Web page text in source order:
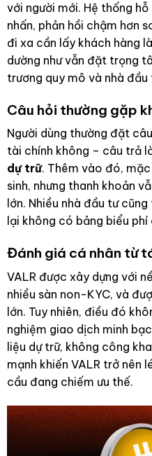
với người mới. Hệ thống
nhấn, phản hồi chậm hơn
đi xa cần lấy khách hàng
dường như vẫn đặt trọng
trương quy mô và nhà đầu
Câu hỏi thường gặp
Người dùng thường đặt
tài chính không – câu trả
dự trữ. Thêm vào đó,
sinh, nhưng thanh khoản
lớn. Nhiều nhà đầu tư
lại không có bảng biểu
Đánh giá cá nhân từ
VALR được xây dựng với
nhiều sàn non-KYC, và
lớn. Tuy nhiên, điều đó
nghiệm giao dịch minh
liệu dự trữ, không công
mạnh khiến VALR trở nên
cầu đang chiếm ưu thế.